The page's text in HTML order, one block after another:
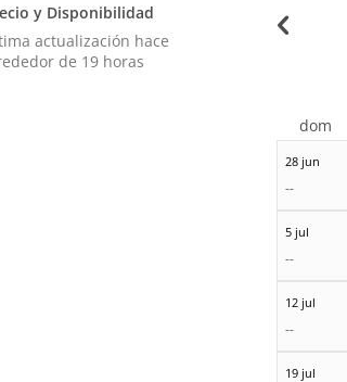
y Disponibilidad
actualización hace
de 19 horas
28 jun
--
5 jul
--
12 jul
--
19 jul
dom